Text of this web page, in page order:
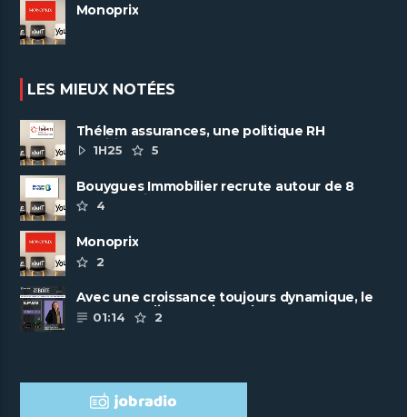
Monoprix
LES MIEUX NOTÉES
Thélem assurances, une politique RH
ambitieuse
1H25 5
Bouygues Immobilier recrute autour de 8
pôles métiers
4
Monoprix
2
Avec une croissance toujours dynamique, le
groupe Scalian continue de ......
01:14 2